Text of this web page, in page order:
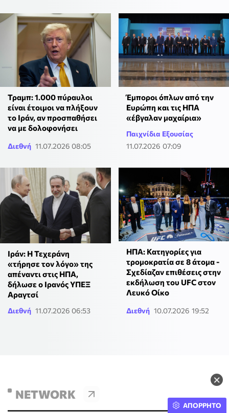
×
Τραμπ: 1.000 πύραυλοι
είναι έτοιμοι να πλήξουν
το Ιράν, αν προσπαθήσει
να με δολοφονήσει
Διεθνή 11.07.2026 08:05
Έμποροι όπλων από την
Ευρώπη και τις ΗΠΑ
«έβγαλαν μαχαίρια»
Παιχνίδια Εξουσίας
11.07.2026 07:09
Ιράν: Η Τεχεράνη
«τήρησε τον λόγο» της
απέναντι στις ΗΠΑ,
δήλωσε ο Ιρανός ΥΠΕΞ
Αραγτσί
Διεθνή 11.07.2026 06:53
ΗΠΑ: Κατηγορίες για
τρομοκρατία σε 8 άτομα -
Σχεδίαζαν επιθέσεις στην
εκδήλωση του UFC στον
Λευκό Οίκο
Διεθνή 10.07.2026 19:52
NETWORK
ΑΠΟΡΡΗΤΟ